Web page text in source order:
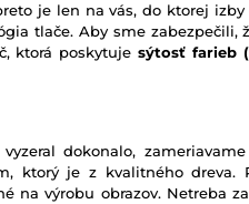
je len na vás, do ktorej izby
tlače. Aby sme zabezpečili,
ktorá poskytujesýtosť farieb
dokonalo,
ktorý je z kvalitného dreva.
na výrobu obrazov. Netreba